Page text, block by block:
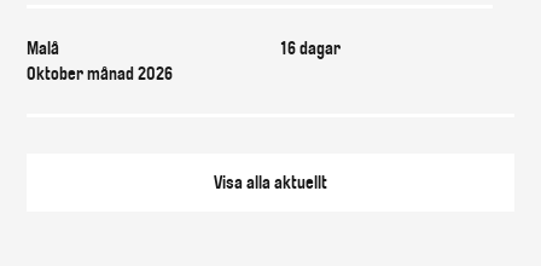
Malå
Oktober månad 2026
16 dagar
Visa allaaktuellt